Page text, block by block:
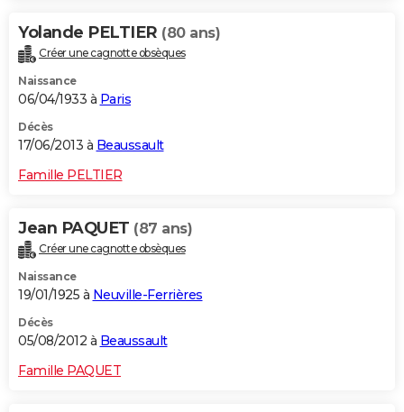
Yolande PELTIER (80 ans)
Créer une cagnotte obsèques
Naissance
06/04/1933 à Paris
Décès
17/06/2013 à Beaussault
Famille PELTIER
Jean PAQUET (87 ans)
Créer une cagnotte obsèques
Naissance
19/01/1925 à Neuville-Ferrières
Décès
05/08/2012 à Beaussault
Famille PAQUET